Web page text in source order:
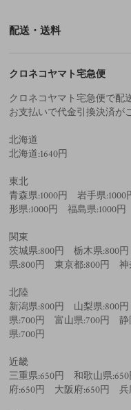
配送・送料
クロネコヤマト宅急便
クロネコヤマト宅急便で配
お支払いで代金引換決済が
北海道
北海道:1640円
東北
青森県:1000円 岩手県
形県:1000円 福島県:1000円
関東
茨城県:800円 栃木県:800
県:800円 東京都:800円 神
北陸
新潟県:800円 山梨県:800
県:700円 富山県:700円
県:700円
近畿
三重県:650円 和歌山県
府:650円 大阪府:650円 兵